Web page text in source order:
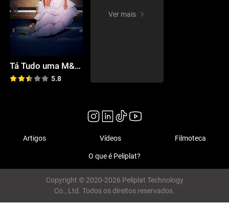
Tá Tudo uma M&rd@!
5.8
Ver mais
Artigos Vídeos Filmoteca
O que é Peliplat?
Copyright © 2020-2026 Peliplat Technology
Co., Ltd. Todos os direitos reservados.